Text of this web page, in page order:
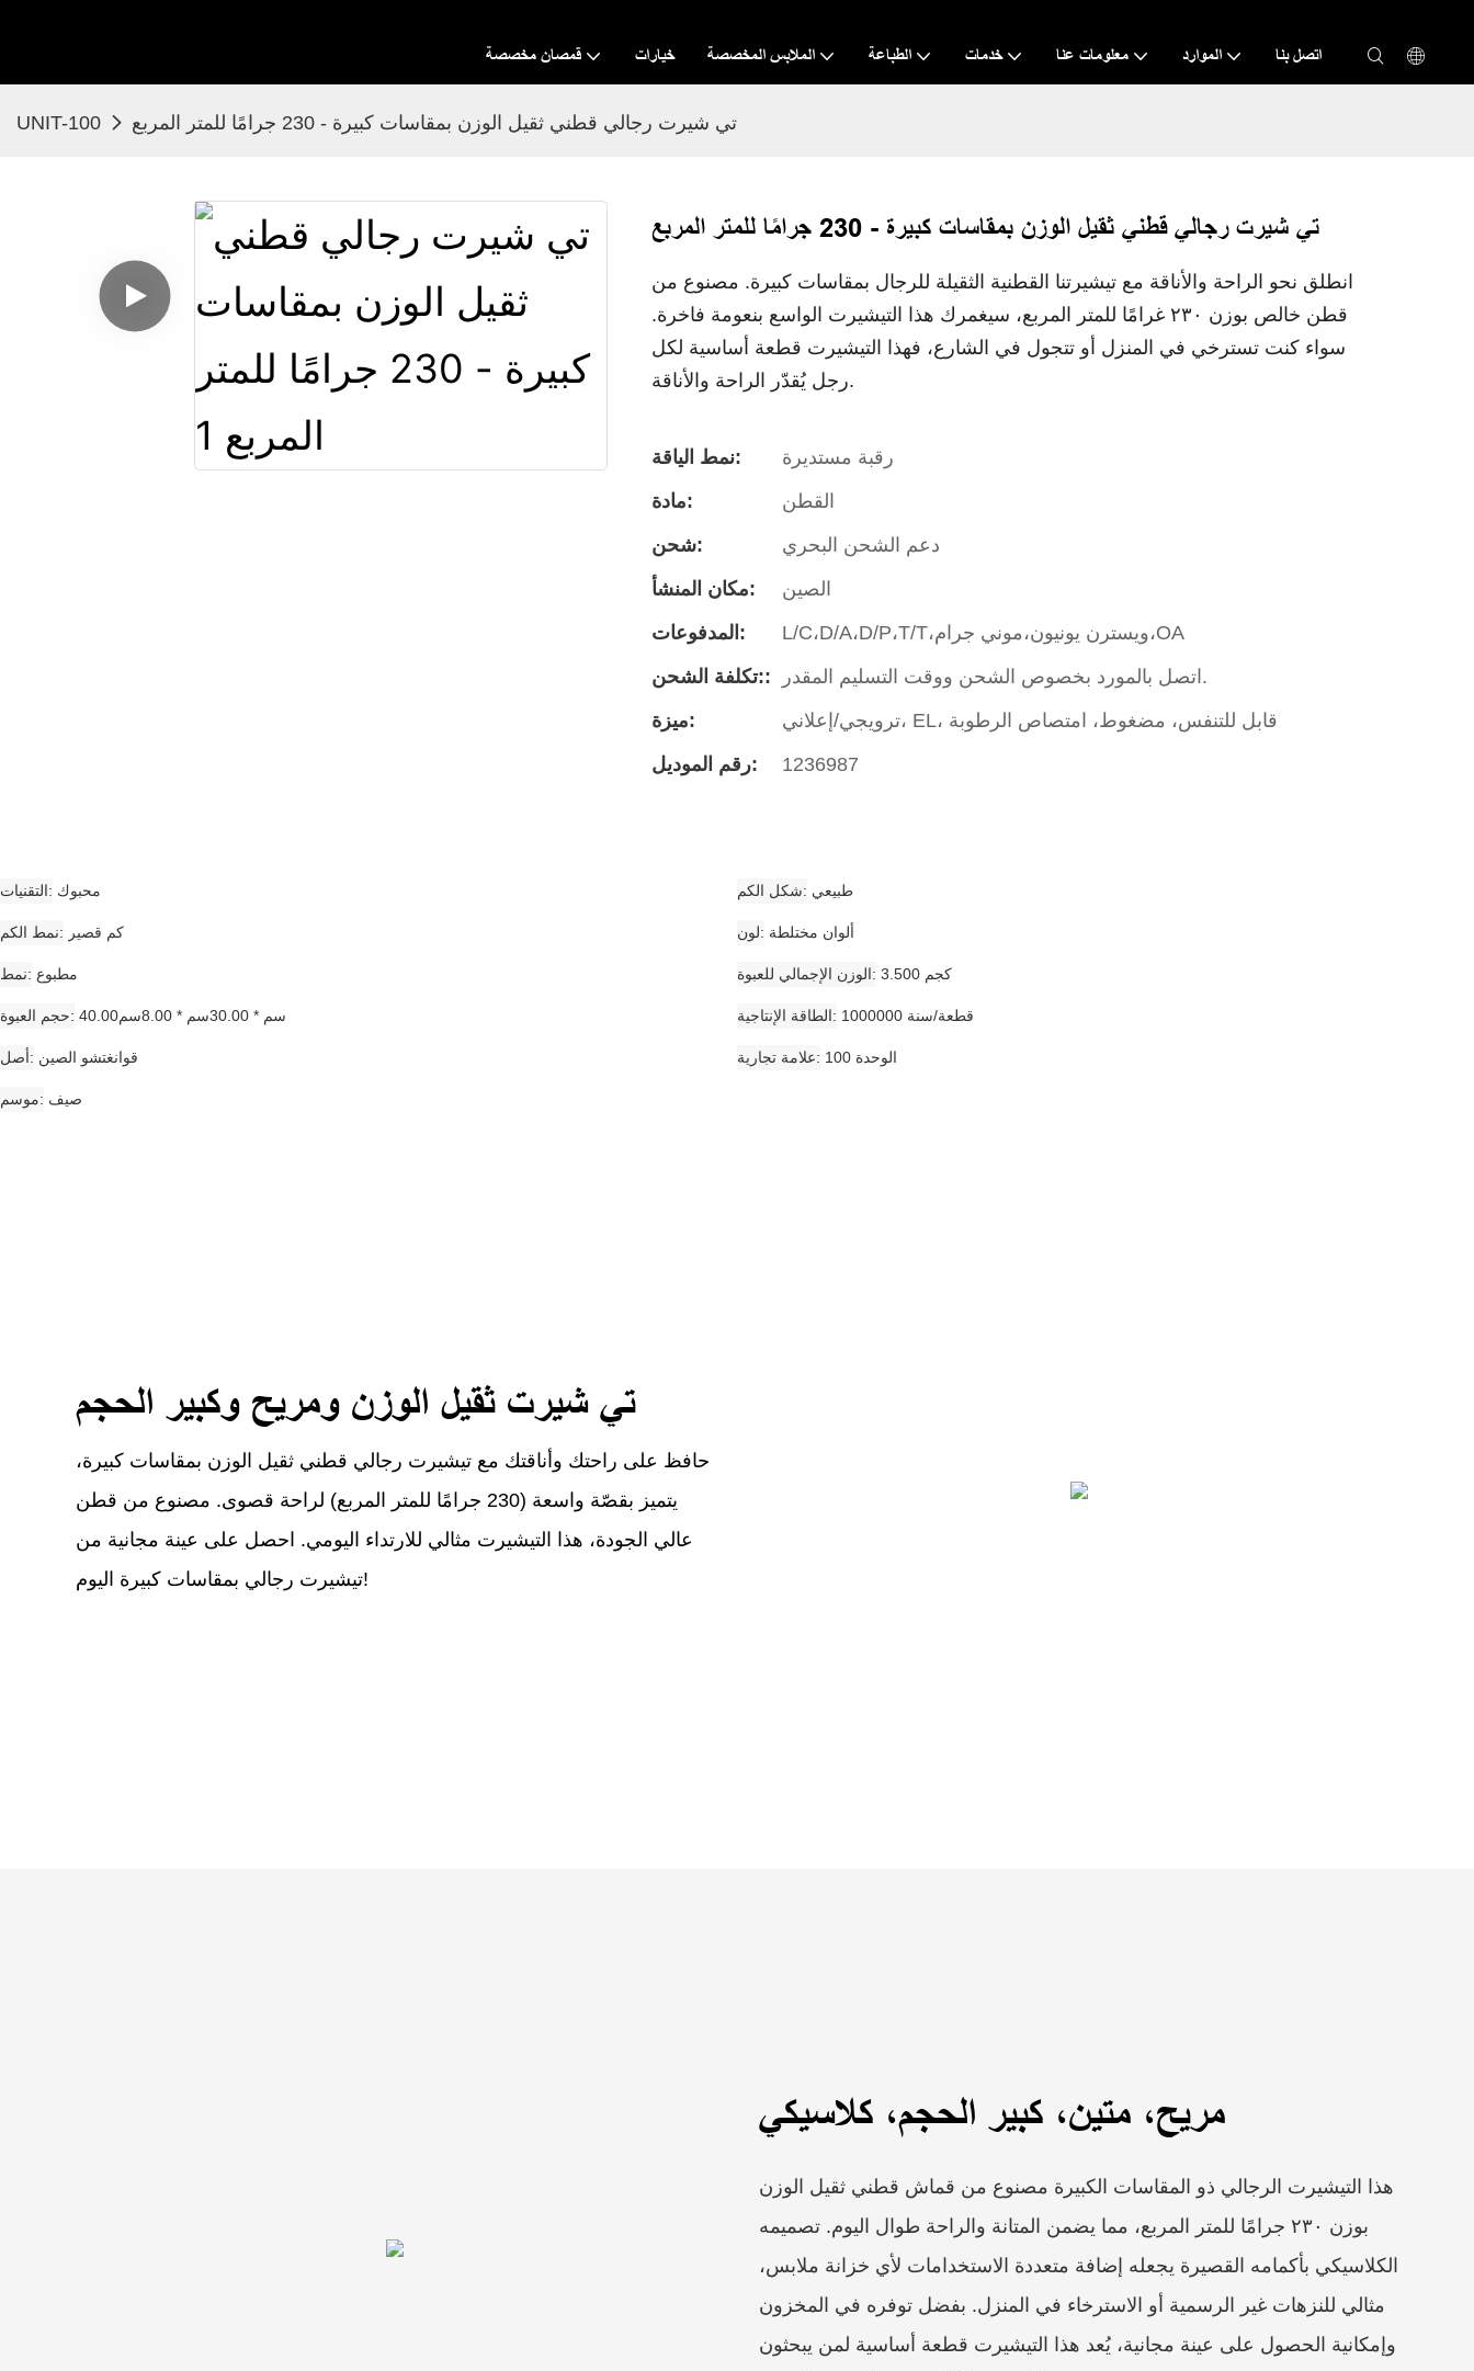
قمصان مخصصة خيارات الملابس المخصصة الطباعة خدمات معلومات عنا الموارد اتصل بنا
UNIT-100 تي شيرت رجالي قطني ثقيل الوزن بمقاسات كبيرة - 230 جرامًا للمتر المربع
تي شيرت رجالي قطني ثقيل الوزن بمقاسات كبيرة - 230 جرامًا للمتر المربع
انطلق نحو الراحة والأناقة مع تيشيرتنا القطنية الثقيلة للرجال بمقاسات كبيرة. مصنوع من
قطن خالص بوزن ٢٣٠ غرامًا للمتر المربع، سيغمرك هذا التيشيرت الواسع بنعومة فاخرة.
سواء كنت تسترخي في المنزل أو تتجول في الشارع، فهذا التيشيرت قطعة أساسية لكل
رجل يُقدّر الراحة والأناقة.
نمط الياقة:
رقبة مستديرة
مادة:
القطن
شحن:
دعم الشحن البحري
مكان المنشأ:
الصين
المدفوعات:
L/C،D/A،D/P،T/T،ويسترن يونيون،موني جرام،OA
تكلفة الشحن::
اتصل بالمورد بخصوص الشحن ووقت التسليم المقدر.
ميزة:
ترويجي/إعلاني، EL، قابل للتنفس، مضغوط، امتصاص الرطوبة
رقم الموديل:
1236987
التقنيات محبوك شكل الكم طبيعي
نمط الكم كم قصير لون ألوان مختلطة
نمط مطبوع الوزن الإجمالي للعبوة 3.500 كجم
حجم العبوة 40.00سم * 30.00سم * 8.00سم الطاقة الإنتاجية 1000000 قطعة/سنة
أصل قوانغتشو الصين علامة تجارية الوحدة 100
موسم صيف
تي شيرت ثقيل الوزن ومريح وكبير الحجم
حافظ على راحتك وأناقتك مع تيشيرت رجالي قطني ثقيل الوزن بمقاسات كبيرة،
يتميز بقصّة واسعة (230 جرامًا للمتر المربع) لراحة قصوى. مصنوع من قطن
عالي الجودة، هذا التيشيرت مثالي للارتداء اليومي. احصل على عينة مجانية من
تيشيرت رجالي بمقاسات كبيرة اليوم!
مريح، متين، كبير الحجم، كلاسيكي
هذا التيشيرت الرجالي ذو المقاسات الكبيرة مصنوع من قماش قطني ثقيل الوزن
بوزن ٢٣٠ جرامًا للمتر المربع، مما يضمن المتانة والراحة طوال اليوم. تصميمه
الكلاسيكي بأكمامه القصيرة يجعله إضافة متعددة الاستخدامات لأي خزانة ملابس،
مثالي للنزهات غير الرسمية أو الاسترخاء في المنزل. بفضل توفره في المخزون
وإمكانية الحصول على عينة مجانية، يُعد هذا التيشيرت قطعة أساسية لمن يبحثون